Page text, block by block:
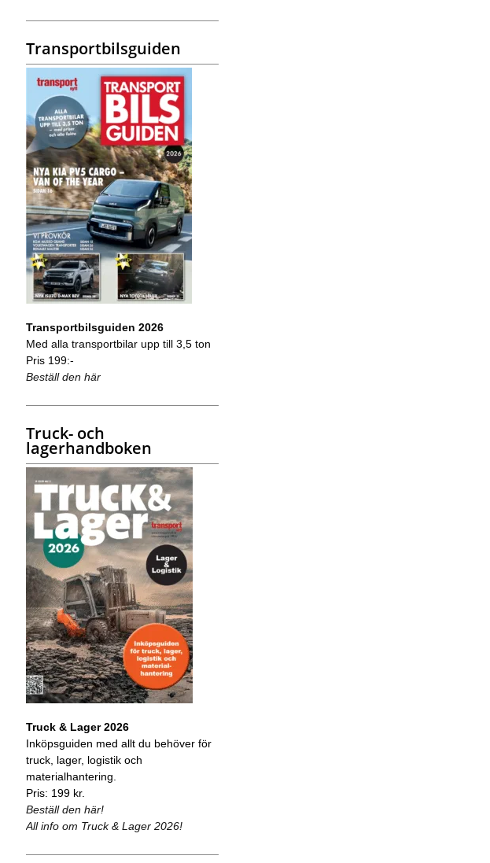
Transportbilsguiden
Transportbilsguiden 2026
Med alla transportbilar upp till 3,5 ton
Pris 199:-
Beställ den här
Truck- och
lagerhandboken
Truck & Lager 2026
Inköpsguiden med allt du behöver för
truck, lager, logistik och
materialhantering.
Pris: 199 kr.
Beställ den här!
All info om Truck & Lager 2026!